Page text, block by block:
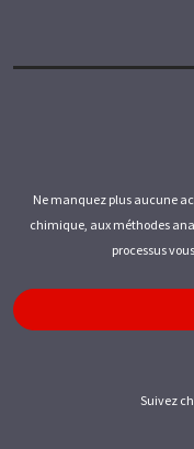
Ne manquez plus aucune
chimique, aux méthodes
processus
Suivez